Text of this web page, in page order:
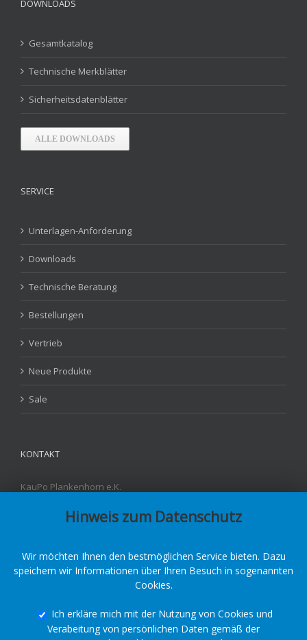
DOWNLOADS
Gesamtkatalog
Technische Merkblätter
Sicherheitsdatenblätter
ALLE DOWNLOADS
SERVICE
Unterlagen-Anforderung
Downloads
Technische Beratung
Bestellungen
Vertrieb
Neue Produkte
Sale
KONTAKT
KauPo Plankenhorn e.K.
D - 78549 Spaichingen
E-Mail:info@kaupo.de
Hinweis zum Datenschutz
Wir möchten Ihnen den bestmöglichen Service bieten. Dazu
speichern wir Informationen über Ihren Besuch in sogenannten
Cookies.
Ich erkläre mich mit der Nutzung von Cookies und
Verabeitung von persönlichen Daten gemäß der